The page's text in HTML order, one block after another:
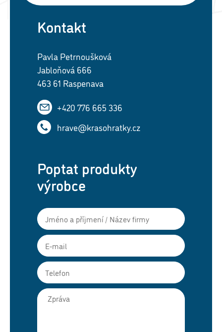
Kontakt
Pavla Petrnoušková
Jabloňová 666
463 61 Raspenava
+420 776 665 336
hrave@krasohratky.cz
Poptat produkty
výrobce